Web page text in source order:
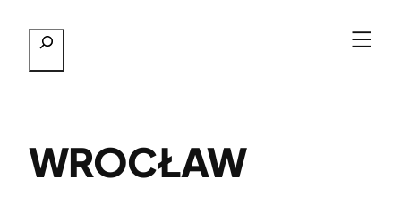
treści
Szukaj
WROCŁAW